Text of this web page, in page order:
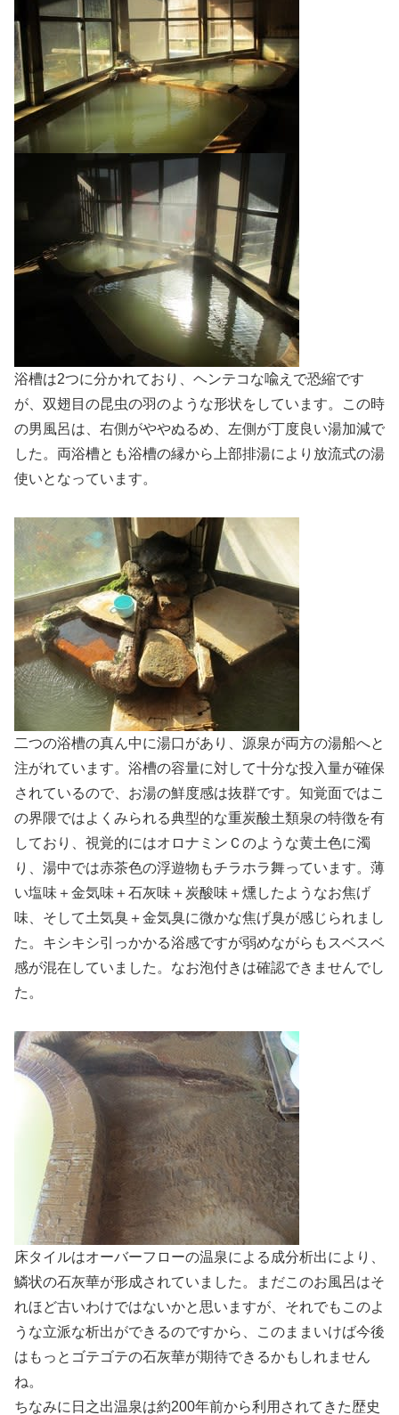
浴槽は2つに分かれており、ヘンテコな喩えで恐縮です
が、双翅目の昆虫の羽のような形状をしています。この時
の男風呂は、右側がややぬるめ、左側が丁度良い湯加減で
した。両浴槽とも浴槽の縁から上部排湯により放流式の湯
使いとなっています。
二つの浴槽の真ん中に湯口があり、源泉が両方の湯船へと
注がれています。浴槽の容量に対して十分な投入量が確保
されているので、お湯の鮮度感は抜群です。知覚面ではこ
の界隈ではよくみられる典型的な重炭酸土類泉の特徴を有
しており、視覚的にはオロナミンＣのような黄土色に濁
り、湯中では赤茶色の浮遊物もチラホラ舞っています。薄
い塩味＋金気味＋石灰味＋炭酸味＋燻したようなお焦げ
味、そして土気臭＋金気臭に微かな焦げ臭が感じられまし
た。キシキシ引っかかる浴感ですが弱めながらもスベスベ
感が混在していました。なお泡付きは確認できませんでし
た。
床タイルはオーバーフローの温泉による成分析出により、
鱗状の石灰華が形成されていました。まだこのお風呂はそ
れほど古いわけではないかと思いますが、それでもこのよ
うな立派な析出ができるのですから、このままいけば今後
はもっとゴテゴテの石灰華が期待できるかもしれません
ね。
ちなみに日之出温泉は約200年前から利用されてきた歴史